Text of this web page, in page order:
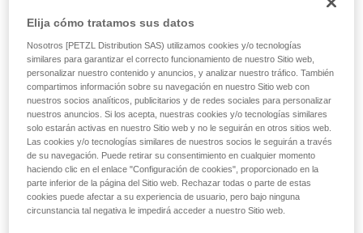
Se debe llevar a cabo una evaluación de riesgos en cada
situación para determinar la mejor solución a utilizar.
Observación: en cualquier caso, como para todos los
anclajes, es recomendable respetar el principio de
redundancia para no confiar la seguridad de un usuario a un
único equipo.
Ejemplo de utilización como retención:
En el caso de dos o tres personas conectadas con
Elija cómo tratamos sus datos
Nosotros [PETZL Distribution SAS) utilizamos cookies y/o tecnologías
similares para garantizar el correcto funcionamiento de nuestro Sitio web,
personalizar nuestro contenido y anuncios, y analizar nuestro tráfico. También
compartimos información sobre su navegación en nuestro Sitio web con
nuestros socios analíticos, publicitarios y de redes sociales para personalizar
nuestros anuncios. Si los acepta, nuestras cookies y/o tecnologías similares
solo estarán activas en nuestro Sitio web y no le seguirán en otros sitios web.
Las cookies y/o tecnologías similares de nuestros socios le seguirán a través
de su navegación. Puede retirar su consentimiento en cualquier momento
haciendo clic en el enlace "Configuración de cookies", proporcionado en la
parte inferior de la página del Sitio web. Rechazar todas o parte de estas
cookies puede afectar a su experiencia de usuario, pero bajo ninguna
circunstancia tal negativa le impedirá acceder a nuestro Sitio web.